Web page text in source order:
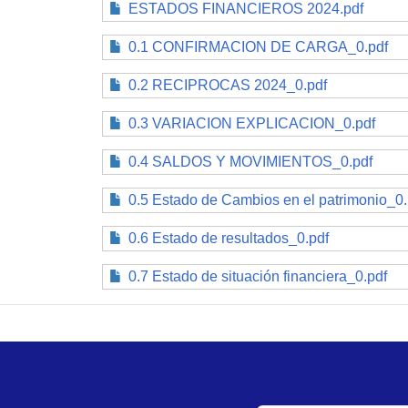
ESTADOS FINANCIEROS 2024.pdf
0.1 CONFIRMACION DE CARGA_0.pdf
0.2 RECIPROCAS 2024_0.pdf
0.3 VARIACION EXPLICACION_0.pdf
0.4 SALDOS Y MOVIMIENTOS_0.pdf
0.5 Estado de Cambios en el
0.6 Estado de resultados_0.pdf
0.7 Estado de situación financiera_0.pdf